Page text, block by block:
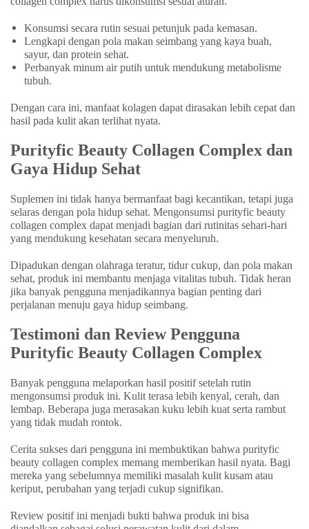
Konsumsi secara rutin sesuai petunjuk pada kemasan.
Lengkapi dengan pola makan seimbang yang kaya buah,
sayur, dan protein sehat.
Perbanyak minum air putih untuk mendukung metabolisme
tubuh.
Dengan cara ini, manfaat kolagen dapat dirasakan lebih cepat dan
hasil pada kulit akan terlihat nyata.
Purityfic Beauty Collagen Complex dan
Gaya Hidup Sehat
Suplemen ini tidak hanya bermanfaat bagi kecantikan, tetapi juga
selaras dengan pola hidup sehat. Mengonsumsi purityfic beauty
collagen complex dapat menjadi bagian dari rutinitas sehari-hari
yang mendukung kesehatan secara menyeluruh.
Dipadukan dengan olahraga teratur, tidur cukup, dan pola makan
sehat, produk ini membantu menjaga vitalitas tubuh. Tidak heran
jika banyak pengguna menjadikannya bagian penting dari
perjalanan menuju gaya hidup seimbang.
Testimoni dan Review Pengguna
Purityfic Beauty Collagen Complex
Banyak pengguna melaporkan hasil positif setelah rutin
mengonsumsi produk ini. Kulit terasa lebih kenyal, cerah, dan
lembap. Beberapa juga merasakan kuku lebih kuat serta rambut
yang tidak mudah rontok.
Cerita sukses dari pengguna ini membuktikan bahwa purityfic
beauty collagen complex memang memberikan hasil nyata. Bagi
mereka yang sebelumnya memiliki masalah kulit kusam atau
keriput, perubahan yang terjadi cukup signifikan.
Review positif ini menjadi bukti bahwa produk ini bisa